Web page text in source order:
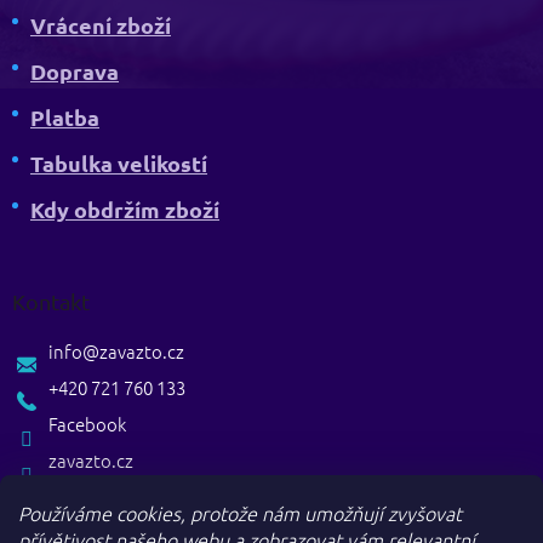
Používáme cookies, protože nám umožňují zvyšovat
Vrácení zboží
Doprava
Platba
Tabulka velikostí
Kdy obdržím zboží
Kontakt
zavazto.cz
info@zavazto.cz
+420 721 760 133
Facebook